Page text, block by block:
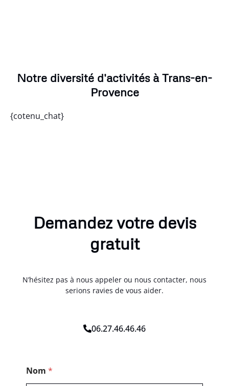
Notre diversité d'activités à Trans-en-
Provence
{cotenu_chat}
Demandez votre devis
gratuit
N’hésitez pas à nous appeler ou nous contacter, nous
serions ravies de vous aider.
06.27.46.46.46
Nom *